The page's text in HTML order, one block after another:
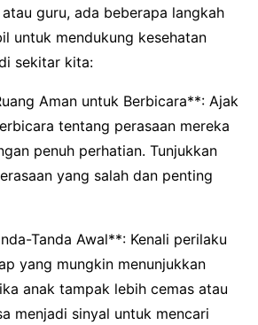
guru, ada beberapa langkah
untuk mendukung kesehatan
sekitar kita:
Aman untuk Berbicara**: Ajak
tentang perasaan mereka
penuh perhatian. Tunjukkan
yang salah dan penting
Tanda Awal**: Kenali perilaku
yang mungkin menunjukkan
anak tampak lebih cemas atau
menjadi sinyal untuk mencari